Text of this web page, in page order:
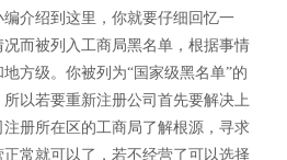
介绍到这里，你就要仔细回忆一
而被列入工商局黑名单，根据事情
方级。你被列为“国家级黑名单”的
以若要重新注册公司首先要解决上
册所在区的工商局了解根源，寻求
常就可以了，若不经营了可以选择